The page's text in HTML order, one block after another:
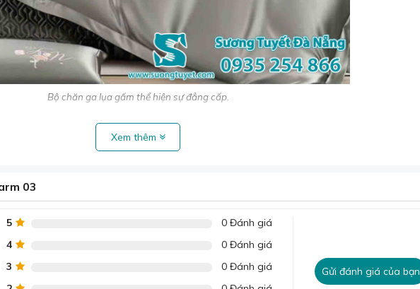
Bộ chăn ga lụa gấm thể hiện sự đẳng cấp.
đến trải nghiệm tuyệt vời cho giấc ngủ của bạn nhờ những ưu điểm vượt trội:
mát, tạo cảm giác dễ chịu khi tiếp xúc.
Xem thêm
03
5
0 Đánh giá
4
0 Đánh giá
3
0 Đánh giá
Gửi đánh giá của bạn